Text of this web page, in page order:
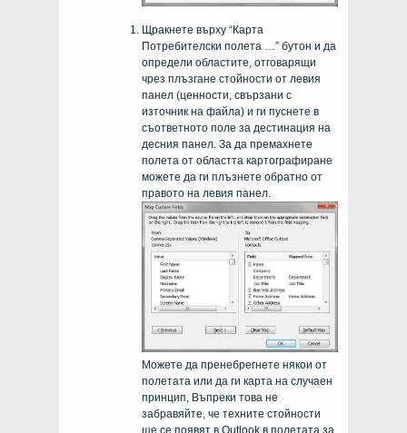
Щракнете върху “Карта
Потребителски полета …” бутон и да
определи областите, отговарящи
чрез плъзгане стойности от левия
панел (ценности, свързани с
източник на файла) и ги пуснете в
съответното поле за дестинация на
десния панел. За да премахнете
полета от областта картографиране
можете да ги плъзнете обратно от
правото на левия панел.
Можете да пренебрегнете някои от
полетата или да ги карта на случаен
принцип, Въпреки това не
забравяйте, че техните стойности
ще се появят в Outlook в полетата за